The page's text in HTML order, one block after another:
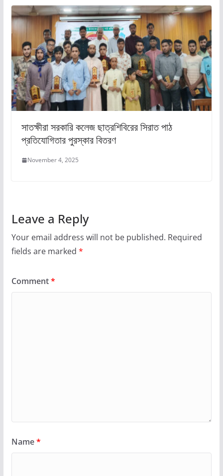
সাতক্ষীরা সরকারি কলেজ ছাত্রশিবিরের সিরাত পাঠ
প্রতিযোগিতার পুরস্কার বিতরণ
November 4, 2025
Leave a Reply
Your email address will not be published. Required
fields are marked *
Comment*
Name*